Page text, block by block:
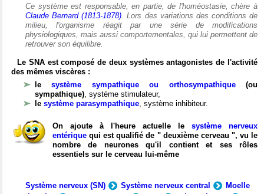
Ce système est responsable, en partie, de l'homéostasie, chère à
Claude Bernard (1813-1878). Lors des variations des conditions de
milieu, l'organisme réagit par une série de modifications
physiologiques, mais aussi comportementales, qui lui permettent de
retrouver son équilibre.
Le SNA est composé de deux systèmes antagonistes de l'activité
des mêmes viscères :
lesystème sympathique ou orthosympathique(ou
sympathique), système stimulateur,
le système parasympathique, système inhibiteur.
On ajoute à l'heure actuelle le système nerveux
entérique qui est qualifié de " deuxième cerveau ", vu le
nombre de neurones qu'il contient et ses rôles
essentiels sur le cerveau lui-même
Système nerveux (SN) Système nerveux central
Moelle